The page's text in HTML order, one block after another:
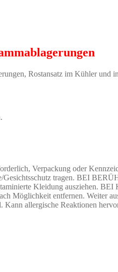
Rostansatz im Kühler und
Verpackung oder
Gesichtsschutz tragen. BEI
Kleidung ausziehen.
Möglichkeit entfernen. Weiter
allergische Reaktionen